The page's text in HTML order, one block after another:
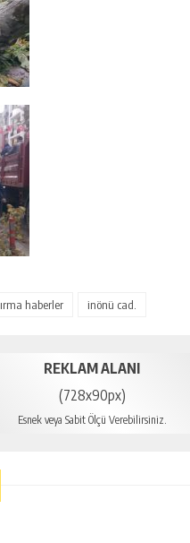
haberler inönü cad.
REKLAM ALANI
(728x90px)
Esnek veya Sabit Ölçü Verebilirsiniz.